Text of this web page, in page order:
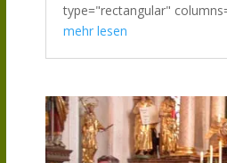
type="rectangular"
mehr lesen